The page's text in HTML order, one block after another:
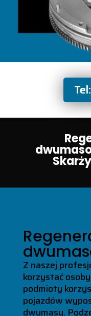
Z naszej
korzystać
podmioty
pojazdów
dwumasy.